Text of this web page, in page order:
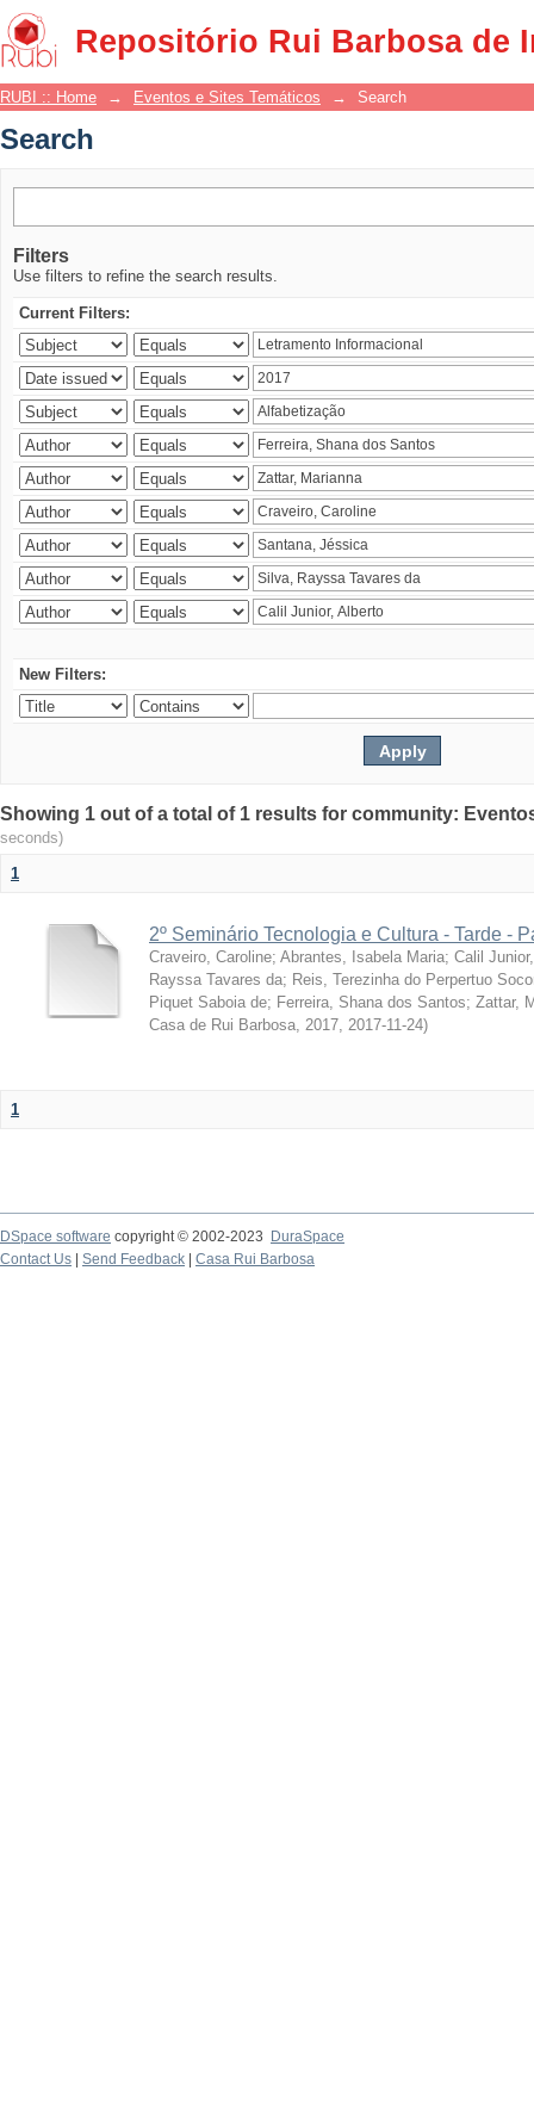
Repositório Rui Barbosa de
Search
RUBI :: Home → Eventos e Sites Temáticos → Search
Search
Filters
Use filters to refine the search results.
Current Filters:
New Filters:
Showing 1 out of a total of 1 results for community:
seconds)
1
2º Seminário Tecnologia e Cultura - Tarde -
Craveiro, Caroline; Abrantes, Isabela Maria; Calil
Rayssa Tavares da; Reis, Terezinha do Perpertuo
Piquet Saboia de; Ferreira, Shana dos Santos; Zattar,
Casa de Rui Barbosa, 2017, 2017-11-24)
1
DSpace software copyright © 2002-2023
DuraSpace
Contact Us
Send Feedback Casa Rui Barbosa